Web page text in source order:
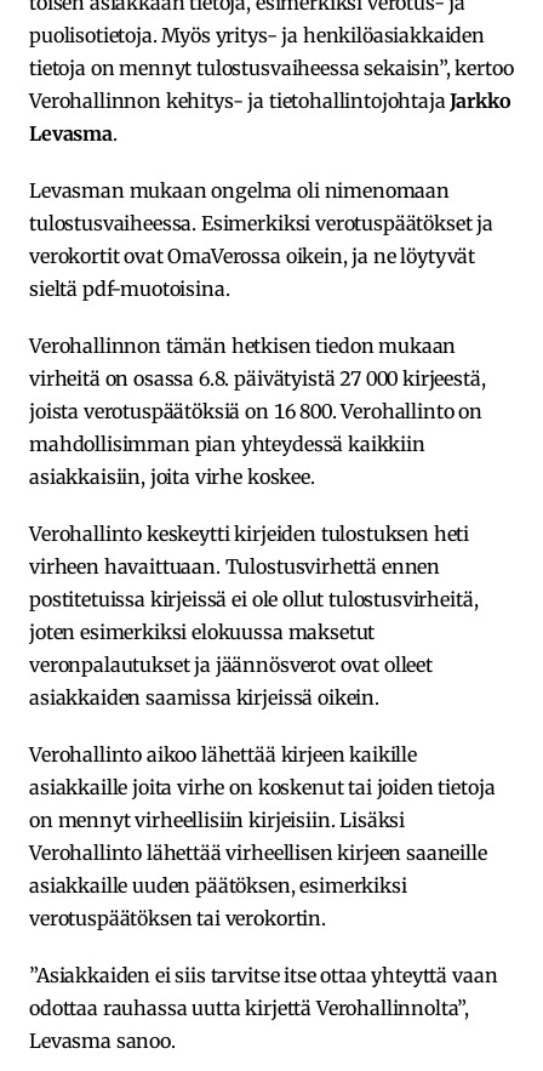
puolisotietoja. Myös yritys- ja henkilöasiakkaiden
tietoja on mennyt tulostusvaiheessa sekaisin”, kertoo
Verohallinnon kehitys- ja tietohallintojohtajaJarkko
Levasma.
Levasman mukaan ongelma oli nimenomaan
tulostusvaiheessa. Esimerkiksi verotuspäätökset ja
verokortit ovat OmaVerossa oikein, ja ne löytyvät
sieltä pdf-muotoisina.
Verohallinnon tämän hetkisen tiedon mukaan
virheitä on osassa 6.8. päivätyistä 27 000 kirjeestä,
joista verotuspäätöksiä on 16 800. Verohallinto on
mahdollisimman pian yhteydessä kaikkiin
asiakkaisiin, joita virhe koskee.
Verohallinto keskeytti kirjeiden tulostuksen heti
virheen havaittuaan. Tulostusvirhettä ennen
postitetuissa kirjeissä ei ole ollut tulostusvirheitä,
joten esimerkiksi elokuussa maksetut
veronpalautukset ja jäännösverot ovat olleet
asiakkaiden saamissa kirjeissä oikein.
Verohallinto aikoo lähettää kirjeen kaikille
asiakkaille joita virhe on koskenut tai joiden tietoja
on mennyt virheellisiin kirjeisiin. Lisäksi
Verohallinto lähettää virheellisen kirjeen saaneille
asiakkaille uuden päätöksen, esimerkiksi
verotuspäätöksen tai verokortin.
”Asiakkaiden ei siis tarvitse itse ottaa yhteyttä vaan
odottaa rauhassa uutta kirjettä Verohallinnolta”,
Levasma sanoo.